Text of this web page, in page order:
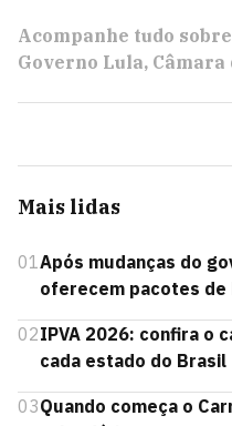
Acompanhe tudo
Governo Lula Câmara
Mais lidas
01Após mudanças do
oferecem pacotes de
02IPVA 2026: confira o
cada estado do Brasil
03Quando começa o